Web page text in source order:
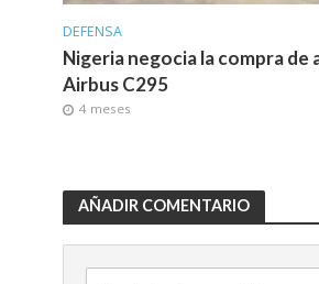
DEFENSA
Nigeria negocia la compra de
Airbus C295
4 meses
AÑADIR COMENTARIO